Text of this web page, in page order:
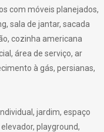
com móveis planejados,
sala de jantar, sacada
cozinha americana
área de serviço, ar
à gás, persianas,
jardim, espaço
playground,